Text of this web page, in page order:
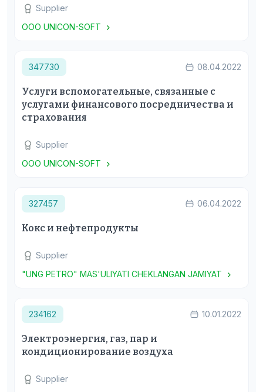
Supplier
ООО UNICON-SOFT
347730 08.04.2022
Услуги вспомогательные, связанные с
услугами финансового посредничества и
страхования
Supplier
ООО UNICON-SOFT
327457 06.04.2022
Кокс и нефтепродукты
Supplier
"UNG PETRO" MAS'ULIYATI CHEKLANGAN JAMIYAT
234162 10.01.2022
Электроэнергия, газ, пар и
кондиционирование воздуха
Supplier